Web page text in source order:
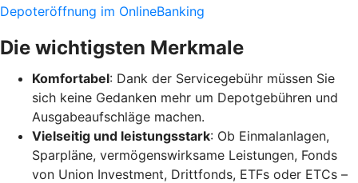
Depoteröffnung im OnlineBanking
Die wichtigsten Merkmale
Komfortabel: Dank der Servicegebühr müssen Sie
sich keine Gedanken mehr um Depotgebühren und
Ausgabeaufschläge machen.
Vielseitig und leistungsstark: Ob Einmalanlagen,
Sparpläne, vermögenswirksame Leistungen, Fonds
von Union Investment, Drittfonds, ETFs oder ETCs –